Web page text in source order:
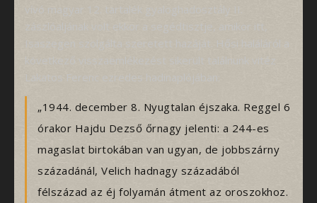
vívó magyar 12. tartalék gyaloghadosztály II.
zászlóaljának volt ekkor a segédtisztje, amikor itt,
Isaszegen szolgálta szeretett hazáját. Hősi haláláról a
következő visszaemlékezést sikerült találnunk vitéz
Lakatos Ferenc ezredes hadinaplójában:
„1944. december 8. Nyugtalan éjszaka. Reggel 6
órakor Hajdu Dezső őrnagy jelenti: a 244-es
magaslat birtokában van ugyan, de jobbszárny
századánál, Velich hadnagy századából
félszázad az éj folyamán átment az oroszokhoz.